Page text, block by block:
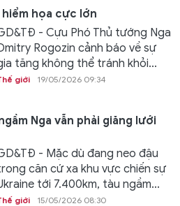
hiểm họa cực lớn
- Cựu Phó Thủ tướng Nga
Rogozin cảnh báo về sự
tăng không thể tránh khỏi...
giới 19/05/2026 09:34
Nga vẫn phải giăng lưới
- Mặc dù đang neo đậu
căn cứ xa khu vực chiến sự
tới 7.400km, tàu ngầm...
giới 15/05/2026 08:30